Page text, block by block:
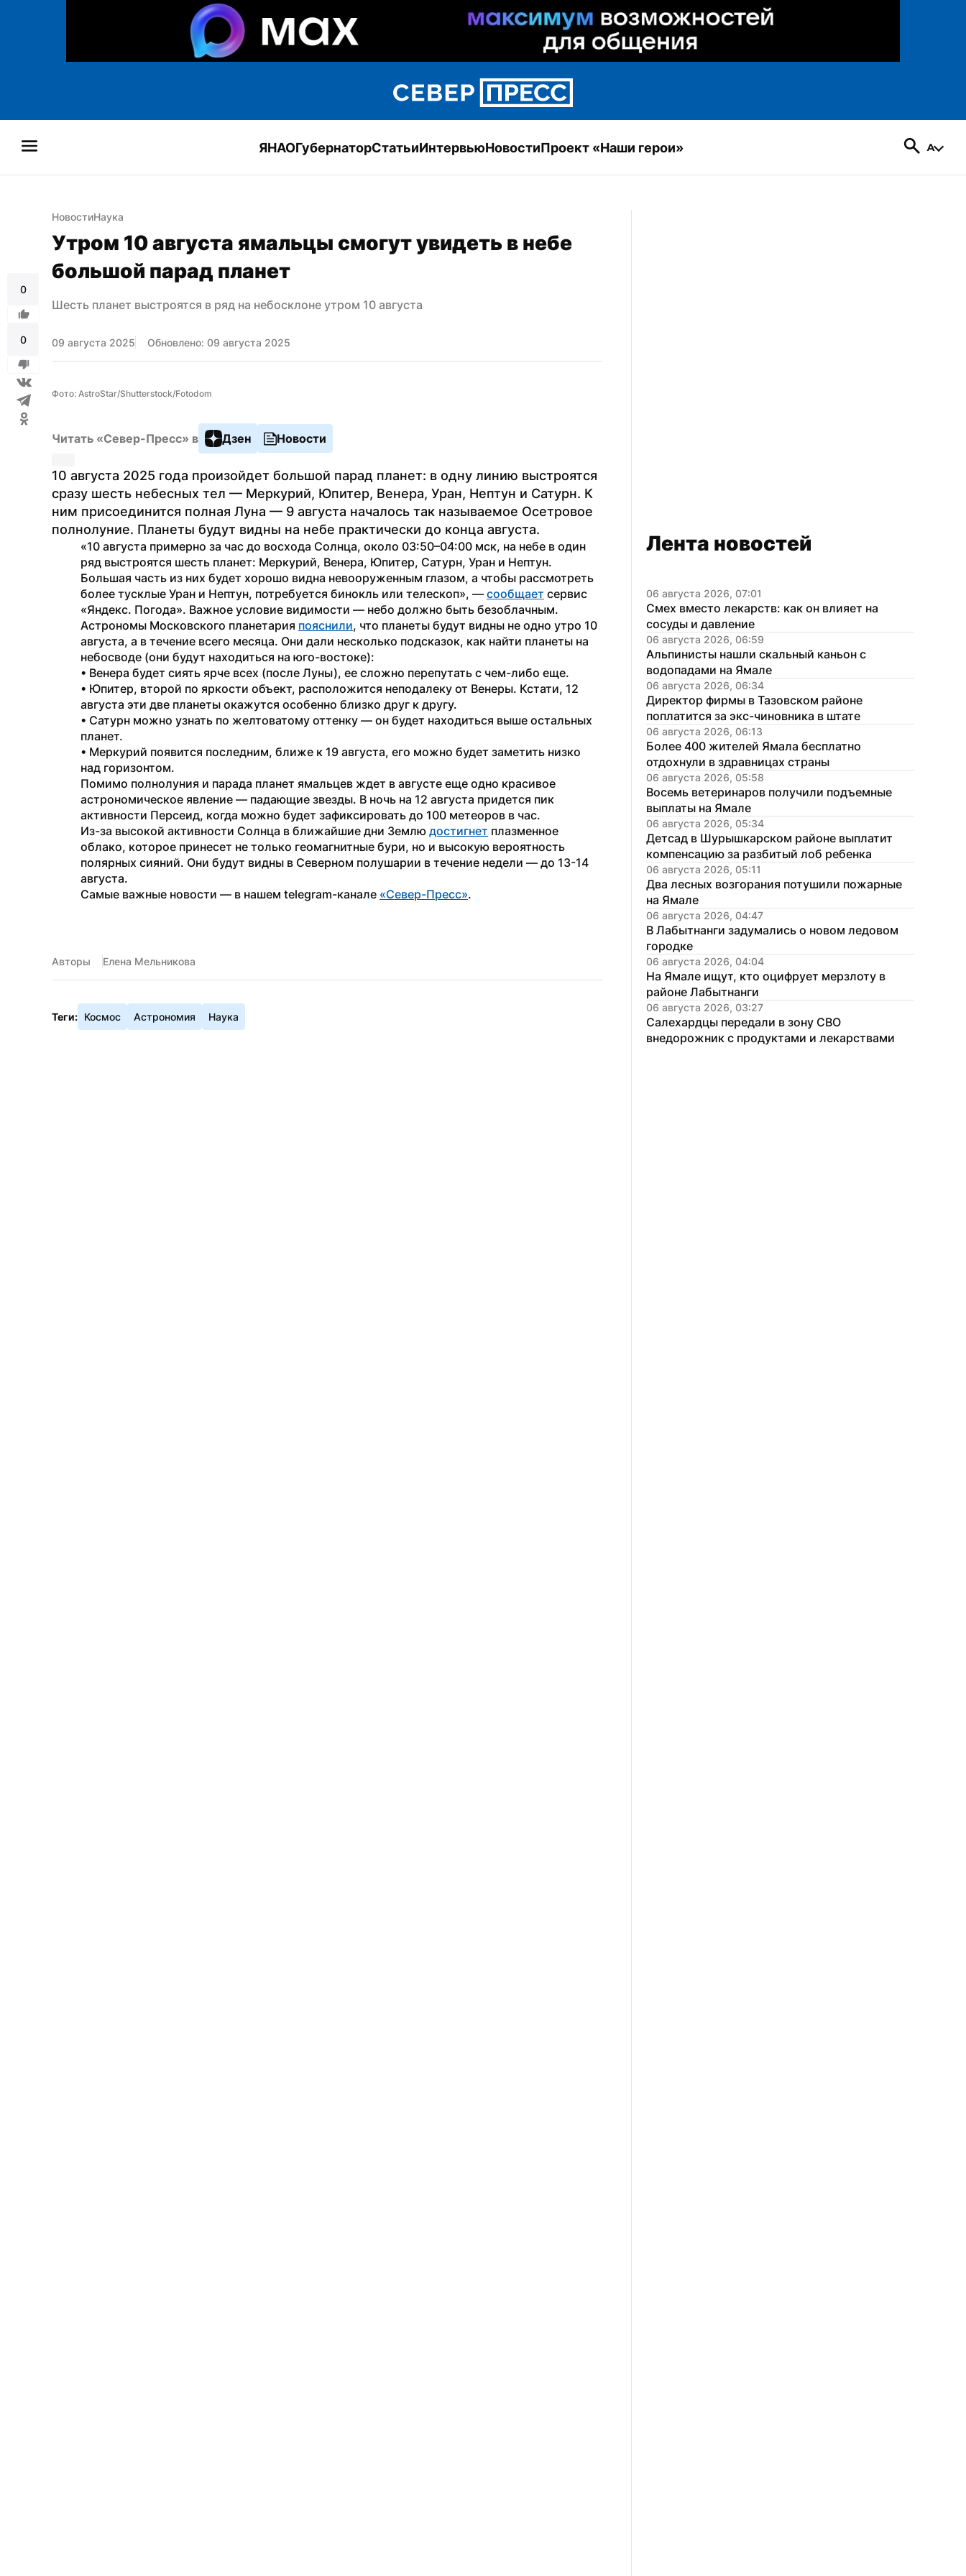
ЯНАОГубернаторСтатьиИнтервьюНовостиПроект «Наши герои»
0
0
НовостиНаука
Утром 10 августа ямальцы смогут увидеть в небе
большой парад планет
Шесть планет выстроятся в ряд на небосклоне утром 10 августа
09 августа 2025 Обновлено: 09 августа 2025
Фото: AstroStar/Shutterstock/Fotodom
Читать «Север-Пресс» в Дзен Новости
10 августа 2025 года произойдет большой парад планет: в одну линию выстроятся
сразу шесть небесных тел — Меркурий, Юпитер, Венера, Уран, Нептун и Сатурн. К
ним присоединится полная Луна — 9 августа началось так называемое Осетровое
полнолуние. Планеты будут видны на небе практически до конца августа.
«10 августа примерно за час до восхода Солнца, около 03:50–04:00 мск, на небе в один
ряд выстроятся шесть планет: Меркурий, Венера, Юпитер, Сатурн, Уран и Нептун.
Большая часть из них будет хорошо видна невооруженным глазом, а чтобы рассмотреть
более тусклые Уран и Нептун, потребуется бинокль или телескоп», — сообщает сервис
«Яндекс. Погода». Важное условие видимости — небо должно быть безоблачным.
Астрономы Московского планетария пояснили, что планеты будут видны не одно утро 10
августа, а в течение всего месяца. Они дали несколько подсказок, как найти планеты на
небосводе (они будут находиться на юго-востоке):
• Венера будет сиять ярче всех (после Луны), ее сложно перепутать с чем-либо еще.
• Юпитер, второй по яркости объект, расположится неподалеку от Венеры. Кстати, 12
августа эти две планеты окажутся особенно близко друг к другу.
• Сатурн можно узнать по желтоватому оттенку — он будет находиться выше остальных
планет.
• Меркурий появится последним, ближе к 19 августа, его можно будет заметить низко
над горизонтом.
Помимо полнолуния и парада планет ямальцев ждет в августе еще одно красивое
астрономическое явление — падающие звезды. В ночь на 12 августа придется пик
активности Персеид, когда можно будет зафиксировать до 100 метеоров в час.
Из-за высокой активности Солнца в ближайшие дни Землю достигнет плазменное
облако, которое принесет не только геомагнитные бури, но и высокую вероятность
полярных сияний. Они будут видны в Северном полушарии в течение недели — до 13-14
августа.
Самые важные новости — в нашем telegram-канале «Север-Пресс».
Авторы Елена Мельникова
Теги: Космос Астрономия Наука
Лента новостей
06 августа 2026, 07:01
Смех вместо лекарств: как он влияет на
сосуды и давление
06 августа 2026, 06:59
Альпинисты нашли скальный каньон с
водопадами на Ямале
06 августа 2026, 06:34
Директор фирмы в Тазовском районе
поплатится за экс-чиновника в штате
06 августа 2026, 06:13
Более 400 жителей Ямала бесплатно
отдохнули в здравницах страны
06 августа 2026, 05:58
Восемь ветеринаров получили подъемные
выплаты на Ямале
06 августа 2026, 05:34
Детсад в Шурышкарском районе выплатит
компенсацию за разбитый лоб ребенка
06 августа 2026, 05:11
Два лесных возгорания потушили пожарные
на Ямале
06 августа 2026, 04:47
В Лабытнанги задумались о новом ледовом
городке
06 августа 2026, 04:04
На Ямале ищут, кто оцифрует мерзлоту в
районе Лабытнанги
06 августа 2026, 03:27
Салехардцы передали в зону СВО
внедорожник с продуктами и лекарствами